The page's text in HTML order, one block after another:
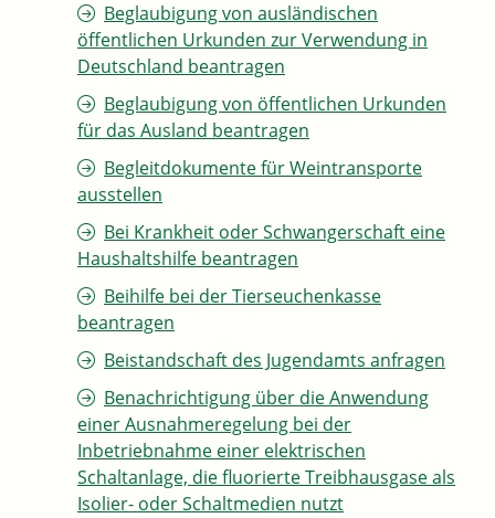
Beglaubigung von ausländischen
öffentlichen Urkunden zur Verwendung in
Deutschland beantragen
Beglaubigung von öffentlichen Urkunden
für das Ausland beantragen
Begleitdokumente für Weintransporte
ausstellen
Bei Krankheit oder Schwangerschaft eine
Haushaltshilfe beantragen
Beihilfe bei der Tierseuchenkasse
beantragen
Beistandschaft des Jugendamts anfragen
Benachrichtigung über die Anwendung
einer Ausnahmeregelung bei der
Inbetriebnahme einer elektrischen
Schaltanlage, die fluorierte Treibhausgase als
Isolier- oder Schaltmedien nutzt